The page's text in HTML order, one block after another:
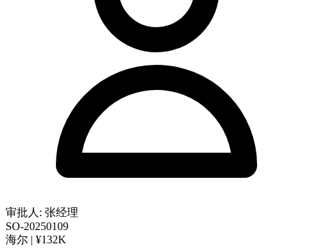
审批人: 张经理
SO-20250109
海尔 | ¥132K